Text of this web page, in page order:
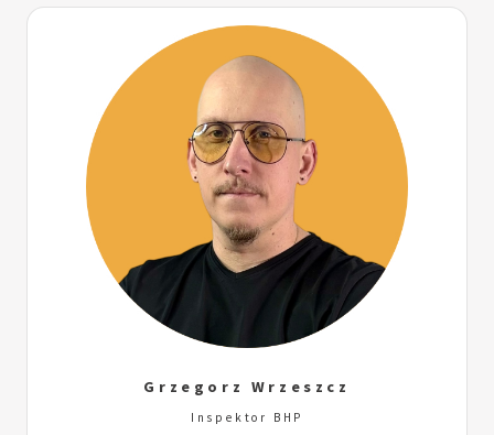
Grzegorz Wrzeszcz
Inspektor BHP